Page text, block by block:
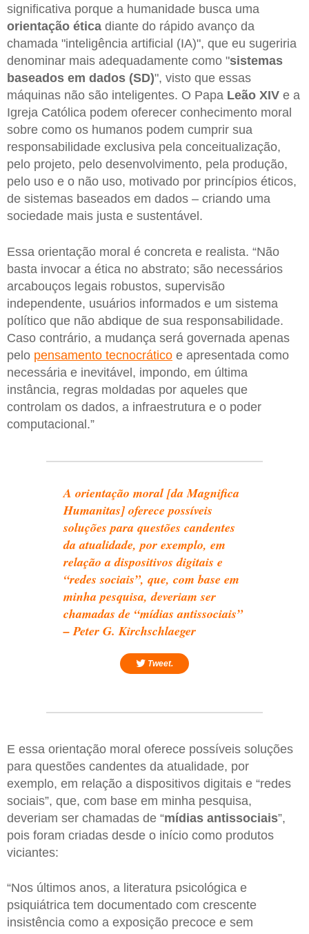
significativa porque a humanidade busca uma
orientação ética diante do rápido avanço da
chamada "inteligência artificial (IA)", que eu sugeriria
denominar mais adequadamente como "sistemas
baseados em dados (SD)", visto que essas
máquinas não são inteligentes. O Papa Leão XIV e a
Igreja Católica podem oferecer conhecimento moral
sobre como os humanos podem cumprir sua
responsabilidade exclusiva pela conceitualização,
pelo projeto, pelo desenvolvimento, pela produção,
pelo uso e o não uso, motivado por princípios éticos,
de sistemas baseados em dados – criando uma
sociedade mais justa e sustentável.
Essa orientação moral é concreta e realista. “Não
basta invocar a ética no abstrato; são necessários
arcabouços legais robustos, supervisão
independente, usuários informados e um sistema
político que não abdique de sua responsabilidade.
Caso contrário, a mudança será governada apenas
pelo pensamento tecnocrático e apresentada como
necessária e inevitável, impondo, em última
instância, regras moldadas por aqueles que
controlam os dados, a infraestrutura e o poder
computacional.”
A orientação moral [da Magnifica
Humanitas] oferece possíveis
soluções para questões candentes
da atualidade, por exemplo, em
relação a dispositivos digitais e
“redes sociais”, que, com base em
minha pesquisa, deveriam ser
chamadas de “mídias antissociais”
– Peter G. Kirchschlaeger
Tweet.
E essa orientação moral oferece possíveis soluções
para questões candentes da atualidade, por
exemplo, em relação a dispositivos digitais e “redes
sociais”, que, com base em minha pesquisa,
deveriam ser chamadas de “mídias antissociais”,
pois foram criadas desde o início como produtos
viciantes:
“Nos últimos anos, a literatura psicológica e
psiquiátrica tem documentado com crescente
insistência como a exposição precoce e sem